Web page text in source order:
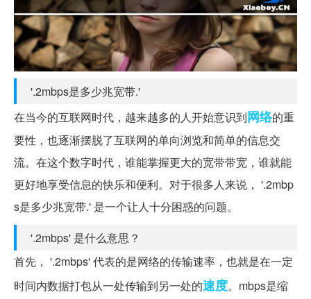
'.2mbps是多少兆宽带.'
在当今的互联网时代，越来越多的人开始意识到网络的重
要性，也逐渐摆脱了互联网的单向浏览和简单的信息交
流。在这个数字时代，谁能掌握更大的宽带带宽，谁就能
更好地享受信息的快乐和便利。对于很多人来说， '.2mbp
s是多少兆宽带.' 是一个让人十分困惑的问题。
'.2mbps' 是什么意思？
首先， '.2mbps' 代表的是网络的传输速率，也就是在一定
时间内数据打包从一处传输到另一处的速度。mbps是缩